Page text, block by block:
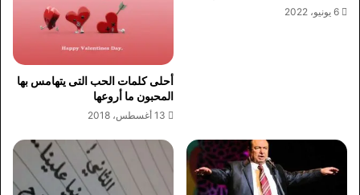
6 يونيو، 2022
أحلى كلمات الحب التى يتهامس بها
المحبون ما أروعها
13 أغسطس، 2018